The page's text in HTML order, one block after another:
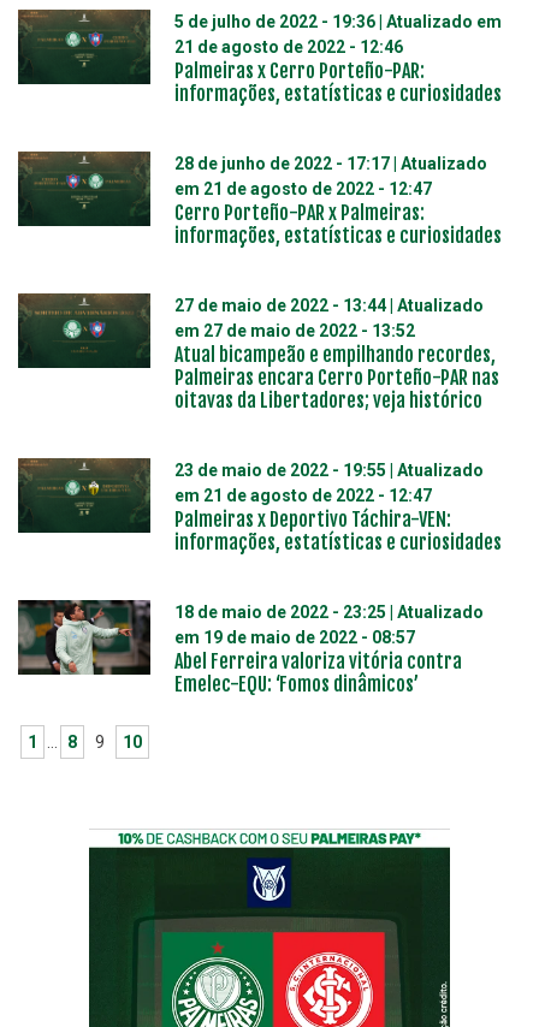
5 de julho de 2022 - 19:36 | Atualizado em
21 de agosto de 2022 - 12:46
Palmeiras x Cerro Porteño-PAR:
informações, estatísticas e curiosidades
28 de junho de 2022 - 17:17 | Atualizado
em 21 de agosto de 2022 - 12:47
Cerro Porteño-PAR x Palmeiras:
informações, estatísticas e curiosidades
27 de maio de 2022 - 13:44| Atualizado
em 27 de maio de 2022 - 13:52
Atual bicampeão e empilhando recordes,
Palmeiras encara Cerro Porteño-PAR nas
oitavas da Libertadores; veja histórico
23 de maio de 2022 - 19:55 | Atualizado
em 21 de agosto de 2022 - 12:47
Palmeiras x Deportivo Táchira-VEN:
informações, estatísticas e curiosidades
18 de maio de 2022 - 23:25 | Atualizado
em 19 de maio de 2022 - 08:57
Abel Ferreira valoriza vitória contra
Emelec-EQU: ‘Fomos dinâmicos’
1 8 9 10